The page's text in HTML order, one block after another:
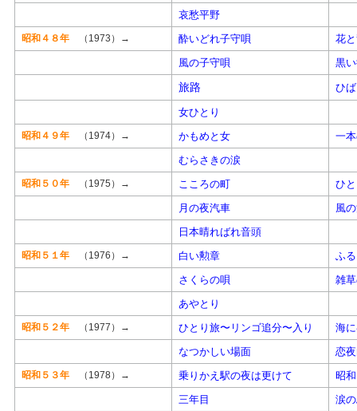
哀愁平野
昭和４８年 （1973）→ 酔いどれ子守唄
花
風の子守唄
黒
旅路 ひ
女ひとり
昭和４９年 （1974）→ かもめと女
一
むらさきの涙
昭和５０年 （1975）→ こころの町
ひ
月の夜汽車
風
日本晴ればれ音頭
昭和５１年 （1976）→ 白い勲章
ふ
さくらの唄
雑
あやとり
昭和５２年 （1977）→ ひとり旅〜リンゴ追分〜入り
海
なつかしい場面
恋
昭和５３年 （1978）→ 乗りかえ駅の夜は更けて
昭
三年目
涙